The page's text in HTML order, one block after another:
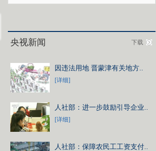
央视新闻 下载
因违法用地 晋蒙津有关地方..
[详细]
人社部：进一步鼓励引导企业..
[详细]
人社部：保障农民工工资支付..